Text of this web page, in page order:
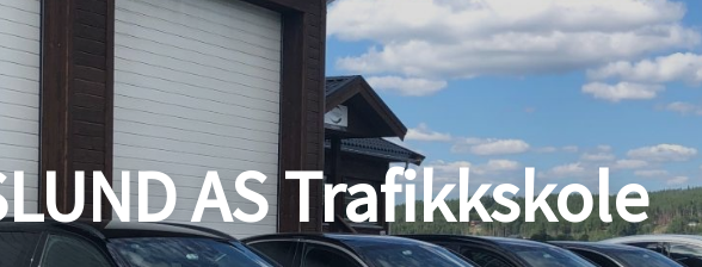
AS Trafikkskole